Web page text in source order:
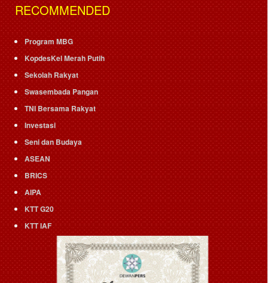
RECOMMENDED
Program MBG
KopdesKel Merah Putih
Sekolah Rakyat
Swasembada Pangan
TNI Bersama Rakyat
Investasi
Seni dan Budaya
ASEAN
BRICS
AIPA
KTT G20
KTT IAF